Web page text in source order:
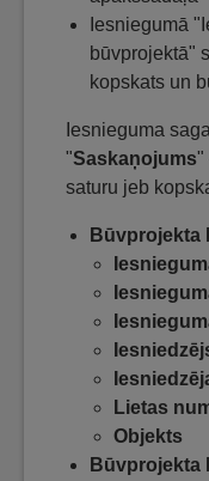
Iesniegumā
būvprojektā"
kopskats un
Iesnieguma
"Saskaņojums"
saturu jeb
Būvprojekta
Lietas
Objekts
Būvprojekta